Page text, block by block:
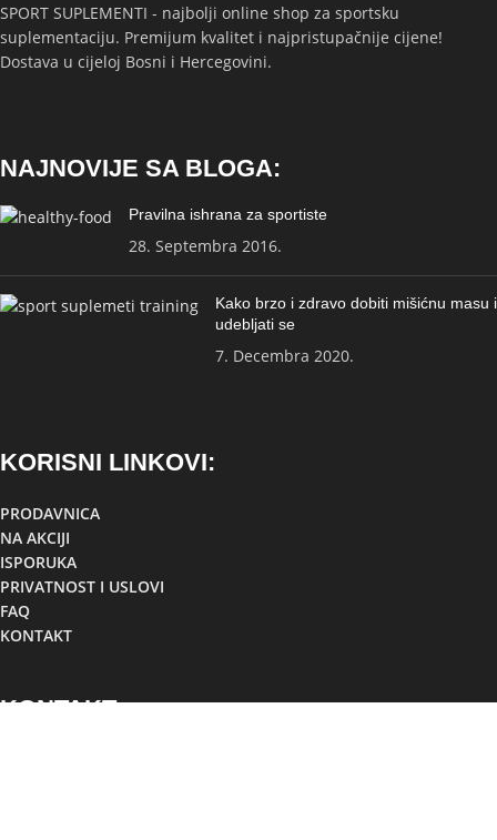
SPORT SUPLEMENTI - najbolji online shop za sportsku
suplementaciju. Premijum kvalitet i najpristupačnije cijene!
Dostava u cijeloj Bosni i Hercegovini.
NAJNOVIJE SA BLOGA:
Pravilna ishrana za sportiste
28. Septembra 2016.
Kako brzo i zdravo dobiti mišićnu masu i
udebljati se
7. Decembra 2020.
KORISNI LINKOVI:
PRODAVNICA
NA AKCIJI
ISPORUKA
PRIVATNOST I USLOVI
FAQ
KONTAKT
KONTAKT: